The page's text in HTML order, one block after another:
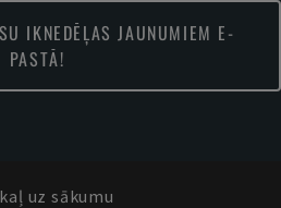
IKNEDĒĻAS JAUNUMIEM E-
PASTĀ!
uz sākumu